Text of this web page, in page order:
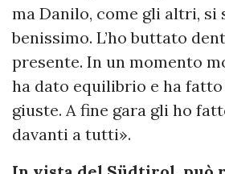
ma Danilo, come gli altri, si
benissimo. L’ho buttato
presente. In un momento
ha dato equilibrio e ha
giuste. A fine gara gli ho
davanti a tutti».